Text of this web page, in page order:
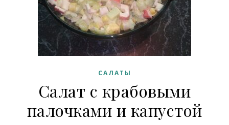
САЛАТЫ
Салат с крабовыми
палочками и капустой